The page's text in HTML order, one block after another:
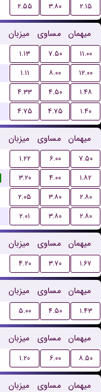
۲.۵۵ ۳.۸۰ ۲.۱۵
میزبان مساوی میهمان
۱.۱۳ ۷.۵۰
۱۱.۰۰
۱.۱۱ ۸.۰۰
۱۲.۰۰
۴.۳۳ ۴.۵۰
۱.۴۸
۴.۷۵ ۴.۷۵ ۱.۴۰
میزبان مساوی میهمان
۱.۲۲ ۶.۰۰
۷.۵۰
۳.۲۰ ۴.۰۰
۱.۸۲
۲.۰۵ ۳.۸۰
۲.۸۰
۲.۰۱ ۳.۸۰ ۲.۸۰
میزبان مساوی میهمان
۴.۲۰ ۳.۷۰ ۱.۶۷
میزبان مساوی میهمان
۵.۰۰ ۴.۵۰ ۱.۴۳
میزبان مساوی میهمان
۱.۲۰ ۶.۰۰ ۸.۵۰
میزبان مساوی میهمان